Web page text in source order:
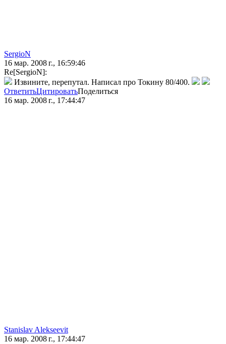
SergioN
16 мар. 2008 г., 16:59:46
Re[SergioN]:
Извините, перепутал. Написал про Токину 80/400.
ОтветитьЦитироватьПоделиться
16 мар. 2008 г., 17:44:47
Stanislav Alekseevit
16 мар. 2008 г., 17:44:47